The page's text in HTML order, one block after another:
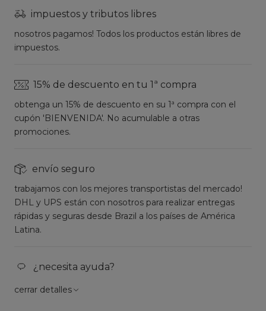
impuestos y tributos libres
nosotros pagamos! Todos los productos están libres de
impuestos.
15% de descuento en tu 1ª compra
obtenga un 15% de descuento en su 1ª compra con el
cupón 'BIENVENIDA'. No acumulable a otras
promociones.
envío seguro
trabajamos con los mejores transportistas del mercado!
DHL y UPS están con nosotros para realizar entregas
rápidas y seguras desde Brazil a los países de América
Latina.
¿necesita ayuda?
cerrar detalles